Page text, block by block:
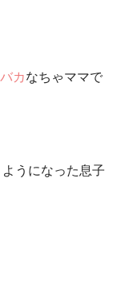
カなちゃママで
うになった息子